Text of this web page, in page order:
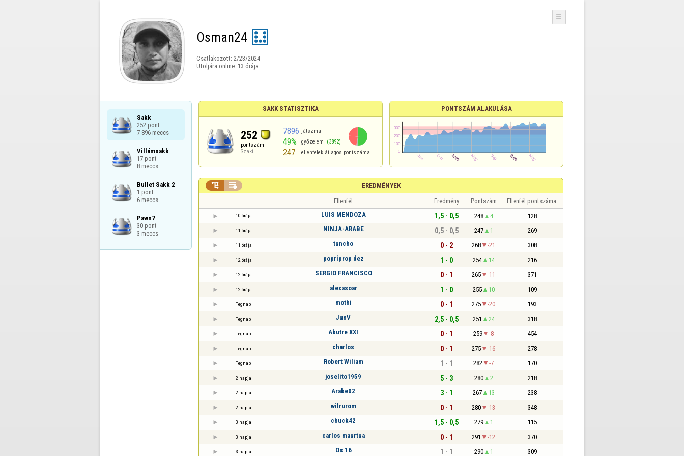
Osman24
Csatlakozott: 2/23/2024
Utoljára online: 13 órája
☰
Sakk
252 pont
7 896 meccs
Villámsakk
17 pont
8 meccs
Bullet Sakk 2
1 pont
6 meccs
Pawn7
30 pont
3 meccs
SAKK STATISZTIKA
252
pontszám
Szaki
7896 játszma
49% győzelem (3892)
247 ellenfelek átlagos pontszáma
PONTSZÁM ALAKULÁSA
EREDMÉNYEK
 
Ellenfél Eredmény Pontszám Ellenfél pontszáma
10 órája LUIS MENDOZA 1,5 - 0,5 248 4 128
11 órája NINJA-ARABE 0,5 - 0,5 247 1 269
11 órája tuncho 0 - 2 268 -21 308
12 órája popriprop dez 1 - 0 254 14 216
12 órája SERGIO FRANCISCO 0 - 1 265 -11 371
12 órája alexasoar 1 - 0 255 10 109
Tegnap mothi 0 - 1 275 -20 193
Tegnap JunV 2,5 - 0,5 251 24 318
Tegnap Abutre XXI 0 - 1 259 -8 454
Tegnap charlos 0 - 1 275 -16 278
Tegnap Robert Wiliam 1 - 1 282 -7 170
2 napja joselito1959 5 - 3 280 2 218
2 napja Arabe02 3 - 1 267 13 238
2 napja wilrurom 0 - 1 280 -13 348
3 napja chuck42 1,5 - 0,5 279 1 115
3 napja carlos maurtua 0 - 1 291 -12 370
3 napja Os 16 1 - 1 290 1 309